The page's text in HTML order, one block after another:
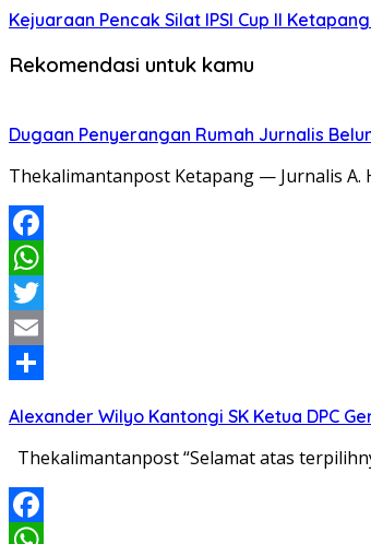
Kejuaraan Pencak Silat IPSI Cup II
Rekomendasi untuk kamu
Dugaan Penyerangan Rumah Jurnalis
Thekalimantanpost Ketapang — Jurnalis
Facebook
WhatsApp
Twitter
Email
Alexander Wilyo Kantongi SK Ketua DPC
Thekalimantanpost “Selamat atas